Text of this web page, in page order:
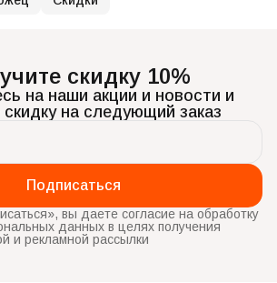
скидку 10%
на наши акции и новости и
скидку на следующий заказ
Подписаться
вы даете согласие на обработку
данных в целях получения
и рекламной рассылки